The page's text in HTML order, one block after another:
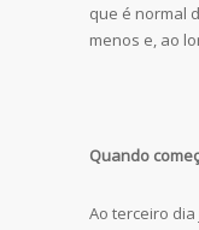
que é normal
menos e, ao
Quando
Ao terceiro